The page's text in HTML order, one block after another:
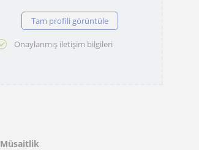
Tam profili görüntüle
Onaylanmış iletişim bilgileri
Müsaitlik